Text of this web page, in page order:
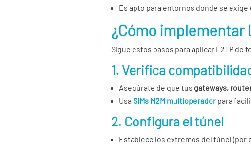
Es apto para entornos donde se exige
¿Cómo implementar
Sigue estos pasos para aplicar L2TP de
1. Verifica
Asegúrate de que tus gateways,
UsaSIMs M2M multioperador para
2. Configura el túnel
Establece los extremos del túnel (por